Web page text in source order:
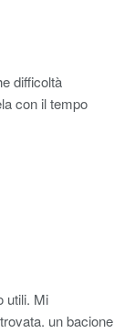
difficoltà
con il tempo
utili. Mi
un bacione